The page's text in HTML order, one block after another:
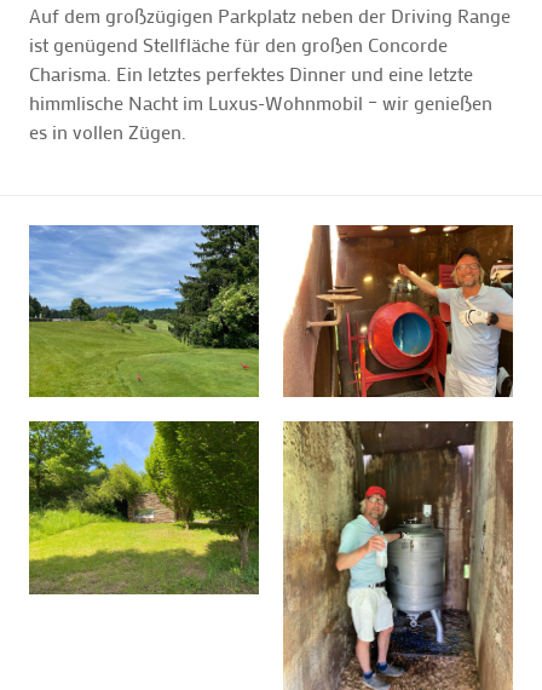
Auf dem großzügigen Parkplatz neben der Driving Range
ist genügend Stellfläche für den großen Concorde
Charisma. Ein letztes perfektes Dinner und eine letzte
himmlische Nacht im Luxus-Wohnmobil – wir genießen
es in vollen Zügen.